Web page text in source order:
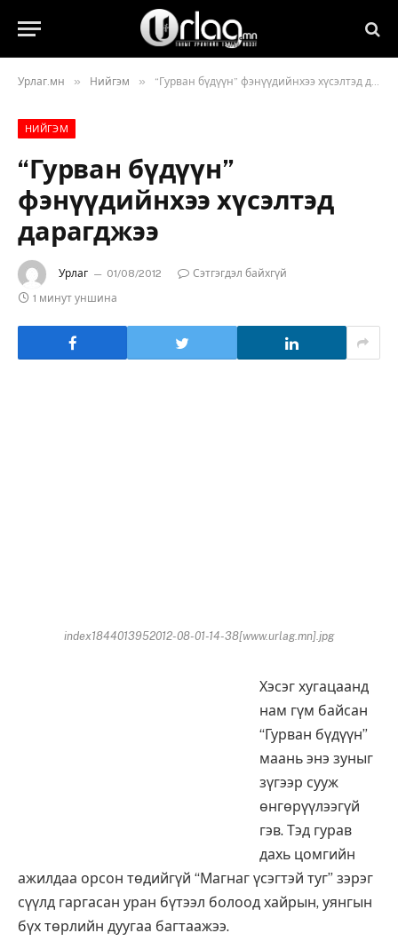
Урлаг.мн » Нийгэм » “Гурван бүдүүн” фэнүүдийнхээ хүсэлтэд дарагджээ
НИЙГЭМ
“Гурван бүдүүн”
фэнүүдийнхээ хүсэлтэд
дарагджээ
Урлаг 01/08/2012
Сэтгэгдэл байхгүй
1 минут уншина
index1844013952012-08-01-14-38[www.urlag.mn].jpg
Хэсэг хугацаанд
нам гүм байсан
“Гурван бүдүүн”
маань энэ зуныг
зүгээр сууж
өнгөрүүлээгүй
гэв. Тэд гурав
дахь цомгийн
ажилдаа орсон төдийгүй “Магнаг үсэгтэй туг” зэрэг
сүүлд гаргасан уран бүтээл болоод хайрын, уянгын
бүх төрлийн дуугаа багтаажээ.